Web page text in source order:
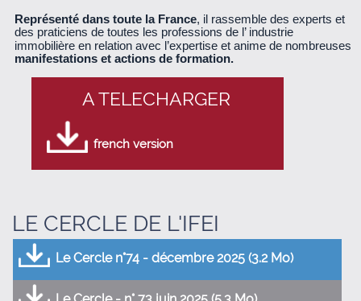
Représenté dans toute la France, il rassemble des experts et
des praticiens de toutes les professions de l’ industrie
immobilière en relation avec l’expertise et anime de nombreuses
manifestations et actions de formation.
A TELECHARGER
french version
LE CERCLE DE L'IFEI
Le Cercle n°74 - décembre 2025 (3.2 Mo)